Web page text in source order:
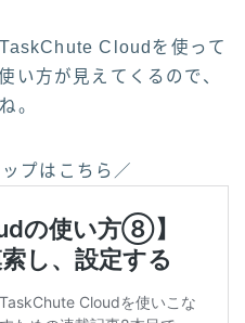
Cloudを使って
い方が見えてくるので、
。
プはこちら／